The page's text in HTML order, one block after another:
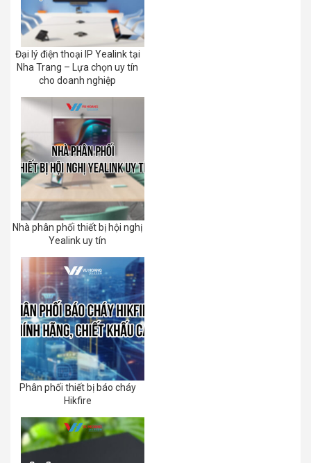
Đại lý điện thoại IP Yealink tại
Nha Trang – Lựa chọn uy tín
cho doanh nghiệp
Nhà phân phối thiết bị hội nghị
Yealink uy tín
Phân phối thiết bị báo cháy
Hikfire